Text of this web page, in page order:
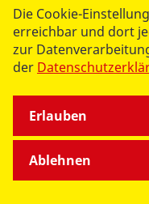
ÜBER UNS
© 2026 ASB Deutschland
Die Cookie-
erreichbar und dort
zur
der
Ablehnen
Erlauben